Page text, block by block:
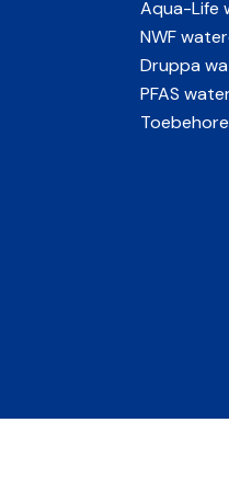
3,5″
Aqua-Life
NWF
Druppa
PFAS